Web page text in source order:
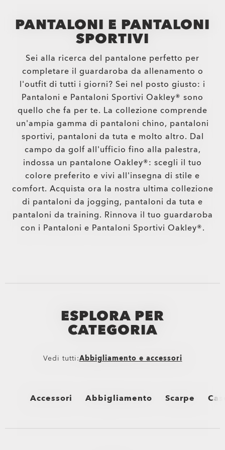
PANTALONI E PANTALONI
SPORTIVI
Sei alla ricerca del pantalone perfetto per
completare il guardaroba da allenamento o
l'outfit di tutti i giorni? Sei nel posto giusto: i
Pantaloni e Pantaloni Sportivi Oakley® sono
quello che fa per te. La collezione comprende
un'ampia gamma di pantaloni chino, pantaloni
sportivi, pantaloni da tuta e molto altro. Dal
campo da golf all'ufficio fino alla palestra,
indossa un pantalone Oakley®: scegli il tuo
colore preferito e vivi all'insegna di stile e
comfort. Acquista ora la nostra ultima collezione
di pantaloni da jogging, pantaloni da tuta e
pantaloni da training. Rinnova il tuo guardaroba
con i Pantaloni e Pantaloni Sportivi Oakley®.
ESPLORA PER
CATEGORIA
Vedi tutti:Abbigliamento e accessori
Accessori Abbigliamento Scarpe